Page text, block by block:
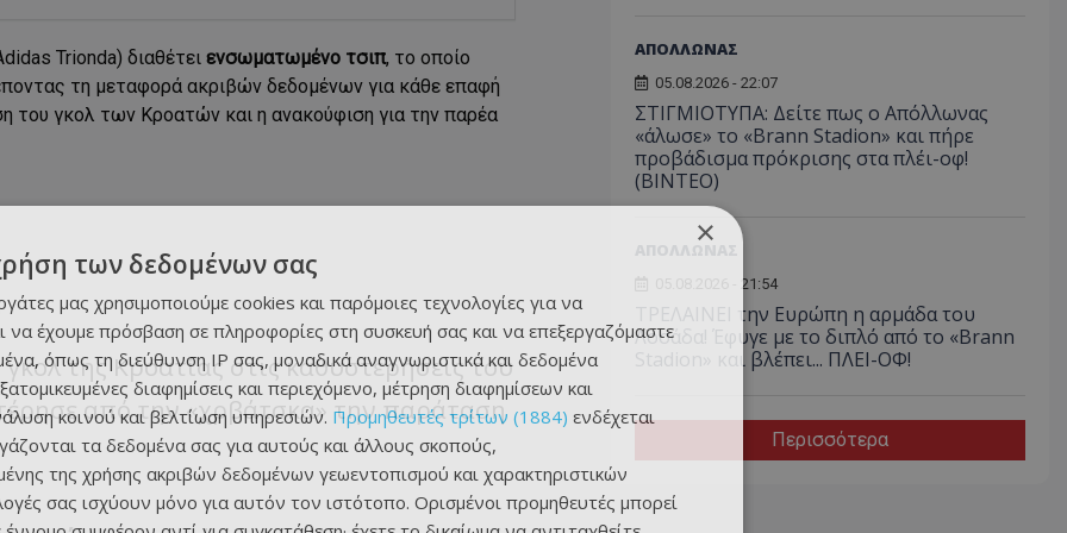
Trionda) διαθέτει ενσωματωμένο τσιπ, το οποίο
τη μεταφορά ακριβών δεδομένων για κάθε επαφή
του γκολ των Κροατών και η ανακούφιση για την παρέα
της Κροατίας στις καθυστερήσεις του
από την «χρβάτσκα» την παράταση
ΑΠΟΛΛΩΝΑΣ
05.08.2026 - 22:07
ΣΤΙΓΜΙΟΤΥΠΑ: Δείτε πως ο Απόλλωνας
«άλωσε» το «Brann Stadion» και πήρε
προβάδισμα πρόκρισης στα πλέι-οφ!
(ΒΙΝΤΕΟ)
05.08.2026 - 21:54
ΤΡΕΛΑΙΝΕΙ την Ευρώπη η αρμάδα του
Λοσάδα! Έφυγε με το διπλό από το «Brann
Stadion» και βλέπει... ΠΛΕΙ-ΟΦ!
Περισσότερα
×
των δεδομένων σας
μας χρησιμοποιούμε cookies και παρόμοιες τεχνολογίες για να
να έχουμε πρόσβαση σε πληροφορίες στη συσκευή σας και να επεξεργαζόμαστε
όπως τη διεύθυνση IP σας, μοναδικά αναγνωριστικά και δεδομένα
διαφημίσεις και περιεχόμενο, μέτρηση διαφημίσεων και
κοινού και βελτίωση υπηρεσιών. Προμηθευτές τρίτων (1884) ενδέχεται
τα δεδομένα σας για αυτούς και άλλους σκοπούς,
της χρήσης ακριβών δεδομένων γεωεντοπισμού και χαρακτηριστικών
σας ισχύουν μόνο για αυτόν τον ιστότοπο. Ορισμένοι προμηθευτές μπορεί